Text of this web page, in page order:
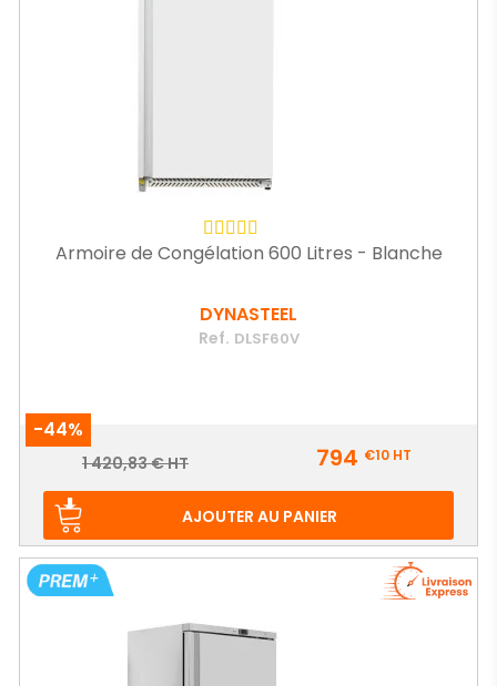
Armoire de Congélation 600 Litres - Blanche
DYNASTEEL
Ref. DLSF60V
-44%
Prix
Prix
1 420,83 € HT 794 €10 HT
AJOUTER AU PANIER